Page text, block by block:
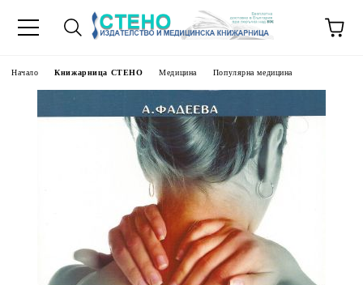
Начало Книжарница СТЕНО Медицина Популярна медицина